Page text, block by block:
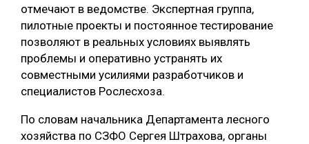
отмечают в ведомстве. Экспертная группа,
пилотные проекты и постоянное тестирование
позволяют в реальных условиях выявлять
проблемы и оперативно устранять их
совместными усилиями разработчиков и
специалистов Рослесхоза.
По словам начальника Департамента лесного
хозяйства по СЗФО Сергея Штрахова, органы